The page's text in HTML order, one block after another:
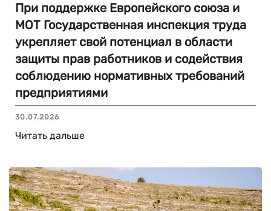
При поддержке Европейского союза и
МОТ Государственная инспекция труда
укрепляет свой потенциал в области
защиты прав работников и содействия
соблюдению нормативных требований
предприятиями
30.07.2026
Читать дальше